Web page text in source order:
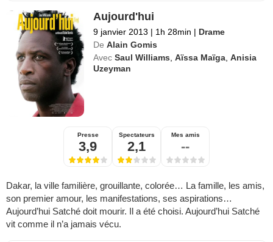
Aujourd'hui
9 janvier 2013 | 1h 28min | Drame
De Alain Gomis
Avec Saul Williams,Aïssa Maïga,Anisia
Uzeyman
Presse
3,9
Spectateurs
2,1
Mes amis
--
Dakar, la ville familière, grouillante, colorée… La famille, les amis,
son premier amour, les manifestations, ses aspirations…
Aujourd’hui Satché doit mourir. Il a été choisi. Aujourd’hui Satché
vit comme il n’a jamais vécu.